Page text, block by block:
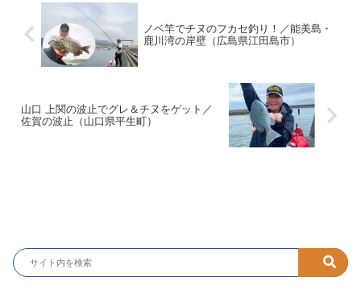
ノベ竿でチヌのフカセ釣り！／能美島・
鹿川湾の岸壁（広島県江田島市）
山口 上関の波止でグレ＆チヌをゲット／
佐賀の波止（山口県平生町）